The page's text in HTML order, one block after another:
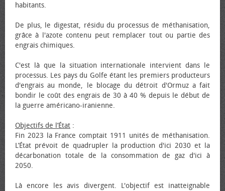
habitants.
De plus, le digestat, résidu du processus de méthanisation,
grâce à l'azote contenu peut remplacer tout ou partie des
engrais chimiques.
C'est là que la situation internationale intervient dans le
processus. Les pays du Golfe étant les premiers producteurs
d'engrais au monde, le blocage du détroit d'Ormuz a fait
bondir le coût des engrais de 30 à 40 % depuis le début de
la guerre américano-iranienne.
Objectifs de l’État :
Fin 2023 la France comptait 1911 unités de méthanisation.
L’État prévoit de quadrupler la production d'ici 2030 et la
décarbonation totale de la consommation de gaz d'ici à
2050.
Là encore les avis divergent. L'objectif est inatteignable